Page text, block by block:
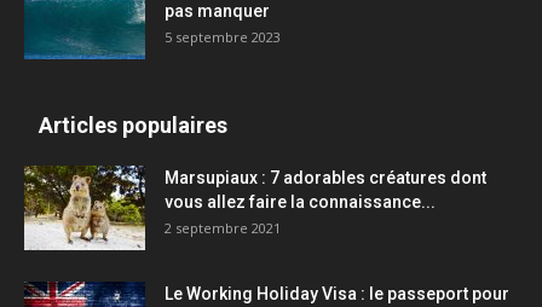
pas manquer
5 septembre 2023
Articles populaires
Marsupiaux : 7 adorables créatures dont
vous allez faire la connaissance...
2 septembre 2021
Le Working Holiday Visa : le passeport pour